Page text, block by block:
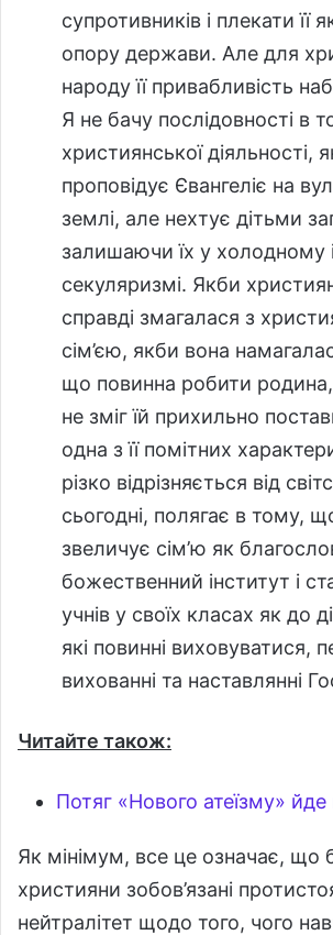
супротивників і плекати її
опору держави. Але для
народу її привабливість
Я не бачу послідовності в
християнської діяльності,
проповідує Євангеліє на
землі, але нехтує дітьми
залишаючи їх у холодному
секуляризмі. Якби
справді змагалася з
сім’єю, якби вона
що повинна робити родина,
не зміг їй прихильно
одна з її помітних
різко відрізняється від
сьогодні, полягає в тому,
звеличує сім’ю як
божественний інститут і
учнів у своїх класах як до
які повинні виховуватися,
вихованні та наставлянні
Читайте також:
Потяг «Нового атеїзму» йде
Як мінімум, все це означає, що
християни зобов’язані
нейтралітет щодо того, чого